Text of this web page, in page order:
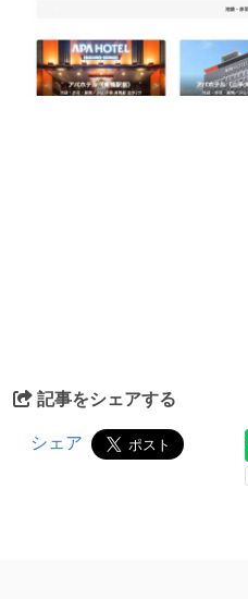
記事をシェアする
シェア